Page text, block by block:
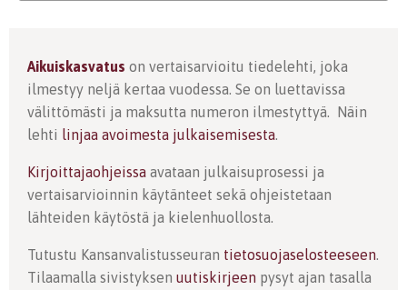
Aikuiskasvatus on vertaisarvioitu tiedelehti, joka
ilmestyy neljä kertaa vuodessa. Se on luettavissa
välittömästi ja maksutta numeron ilmestyttyä. Näin
lehti linjaa avoimesta julkaisemisesta.
Kirjoittajaohjeissa avataan julkaisuprosessi ja
vertaisarvioinnin käytänteet sekä ohjeistetaan
lähteiden käytöstä ja kielenhuollosta.
Tutustu Kansanvalistusseuran tietosuojaselosteeseen.
Tilaamalla sivistyksen uutiskirjeen pysyt ajan tasalla